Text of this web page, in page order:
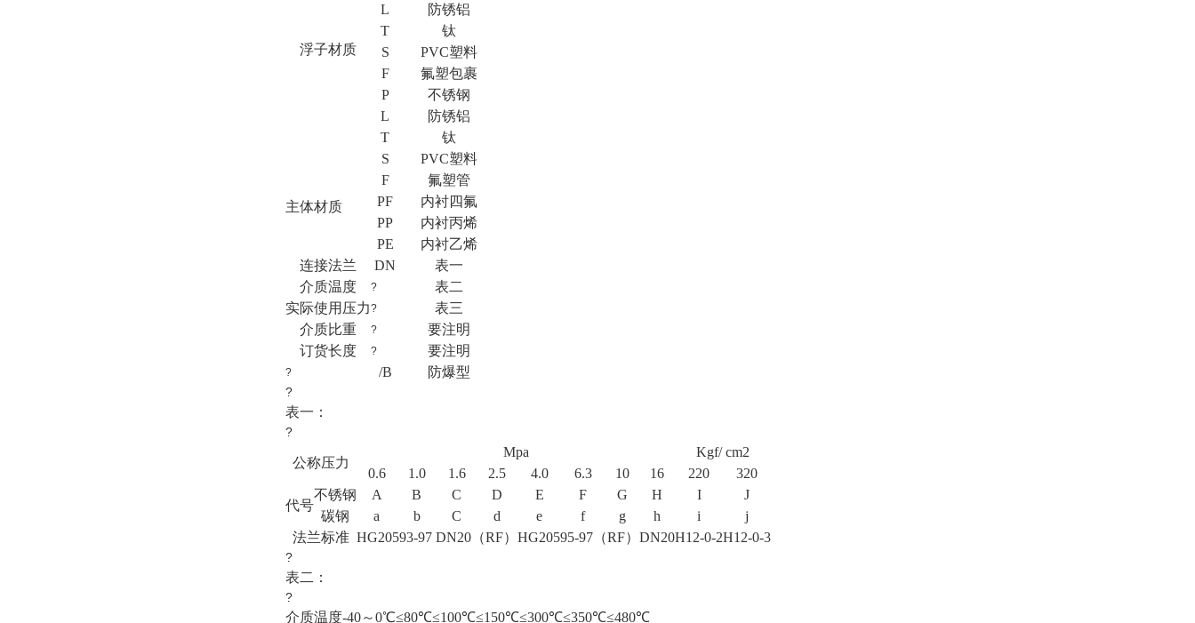
浮子材质
L
防锈铝
T
钛
S
PVC塑料
F
氟塑包裹
主体材质
P
不锈钢
L
防锈铝
T
钛
S
PVC塑料
F
氟塑管
PF
内衬四氟
PP
内衬丙烯
PE
内衬乙烯
连接法兰
DN
表一
介质温度
?
表二
实际使用压力?
表三
介质比重
?
要注明
订货长度
? 要注明
? /B 防爆型
?
表一：
?
公称压力
Mpa
Kgf/ cm2
0.6
1.0 1.6 2.5 4.0 6.3 10 16 220 320
代号
不锈钢 A B C D E F G H I
J
碳钢
a b C d e f g h i
j
法兰标准 HG20593-97 DN20（RF） HG20595-97（RF）DN20H12-0-2H12-0-3
?
表二：
?
介质温度-40～0℃≤80℃≤100℃≤150℃≤300℃≤350℃≤480℃